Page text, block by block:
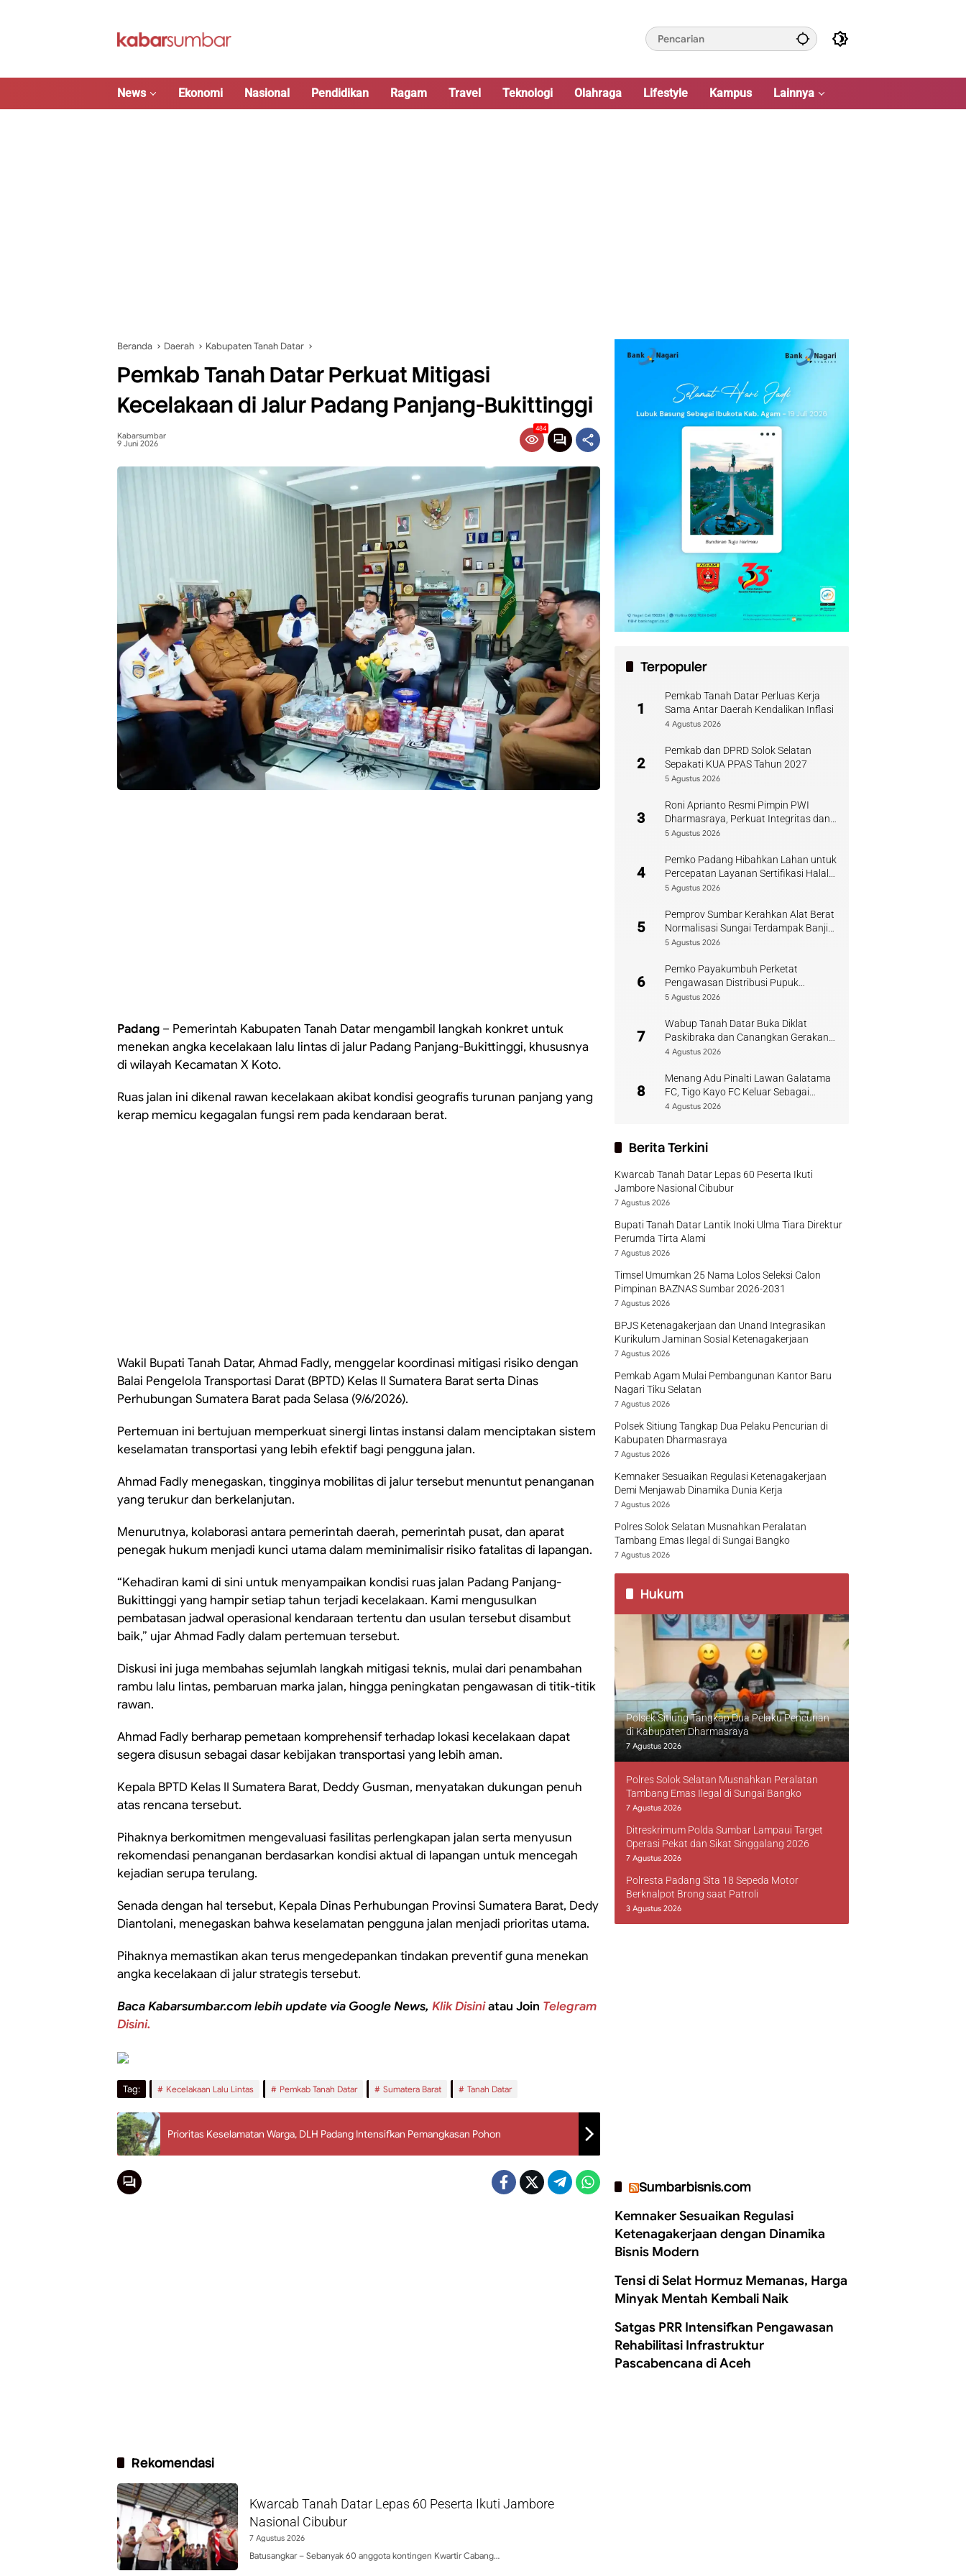
News Ekonomi Nasional Pendidikan Ragam Travel Teknologi Olahraga Lifestyle Kampus Lainnya
Beranda Daerah Kabupaten Tanah Datar
Pemkab Tanah Datar Perkuat Mitigasi
Kecelakaan di Jalur Padang Panjang-Bukittinggi
Kabarsumbar
9 Juni 2026
484
Padang – Pemerintah Kabupaten Tanah Datar mengambil langkah konkret untuk
menekan angka kecelakaan lalu lintas di jalur Padang Panjang-Bukittinggi, khususnya
di wilayah Kecamatan X Koto.
Ruas jalan ini dikenal rawan kecelakaan akibat kondisi geografis turunan panjang yang
kerap memicu kegagalan fungsi rem pada kendaraan berat.
Wakil Bupati Tanah Datar, Ahmad Fadly, menggelar koordinasi mitigasi risiko dengan
Balai Pengelola Transportasi Darat (BPTD) Kelas II Sumatera Barat serta Dinas
Perhubungan Sumatera Barat pada Selasa (9/6/2026).
Pertemuan ini bertujuan memperkuat sinergi lintas instansi dalam menciptakan sistem
keselamatan transportasi yang lebih efektif bagi pengguna jalan.
Ahmad Fadly menegaskan, tingginya mobilitas di jalur tersebut menuntut penanganan
yang terukur dan berkelanjutan.
Menurutnya, kolaborasi antara pemerintah daerah, pemerintah pusat, dan aparat
penegak hukum menjadi kunci utama dalam meminimalisir risiko fatalitas di lapangan.
“Kehadiran kami di sini untuk menyampaikan kondisi ruas jalan Padang Panjang-
Bukittinggi yang hampir setiap tahun terjadi kecelakaan. Kami mengusulkan
pembatasan jadwal operasional kendaraan tertentu dan usulan tersebut disambut
baik,” ujar Ahmad Fadly dalam pertemuan tersebut.
Diskusi ini juga membahas sejumlah langkah mitigasi teknis, mulai dari penambahan
rambu lalu lintas, pembaruan marka jalan, hingga peningkatan pengawasan di titik-titik
rawan.
Ahmad Fadly berharap pemetaan komprehensif terhadap lokasi kecelakaan dapat
segera disusun sebagai dasar kebijakan transportasi yang lebih aman.
Kepala BPTD Kelas II Sumatera Barat, Deddy Gusman, menyatakan dukungan penuh
atas rencana tersebut.
Pihaknya berkomitmen mengevaluasi fasilitas perlengkapan jalan serta menyusun
rekomendasi penanganan berdasarkan kondisi aktual di lapangan untuk mencegah
kejadian serupa terulang.
Senada dengan hal tersebut, Kepala Dinas Perhubungan Provinsi Sumatera Barat, Dedy
Diantolani, menegaskan bahwa keselamatan pengguna jalan menjadi prioritas utama.
Pihaknya memastikan akan terus mengedepankan tindakan preventif guna menekan
angka kecelakaan di jalur strategis tersebut.
Baca Kabarsumbar.com lebih update via Google News, Klik Disiniatau Join Telegram
Disini.
Tag: Kecelakaan Lalu Lintas Pemkab Tanah Datar Sumatera Barat Tanah Datar
Prioritas Keselamatan Warga, DLH Padang Intensifkan Pemangkasan Pohon
Rekomendasi
Kwarcab Tanah Datar Lepas 60 Peserta Ikuti Jambore
Nasional Cibubur
7 Agustus 2026
Batusangkar – Sebanyak 60 anggota kontingen Kwartir Cabang…
Terpopuler
1
Pemkab Tanah Datar Perluas Kerja
Sama Antar Daerah Kendalikan Inflasi
4 Agustus 2026
2
Pemkab dan DPRD Solok Selatan
Sepakati KUA PPAS Tahun 2027
5 Agustus 2026
3
Roni Aprianto Resmi Pimpin PWI
Dharmasraya, Perkuat Integritas dan
Kompetensi Jurnalis
5 Agustus 2026
4
Pemko Padang Hibahkan Lahan untuk
Percepatan Layanan Sertifikasi Halal
di Sumbar
5 Agustus 2026
5
Pemprov Sumbar Kerahkan Alat Berat
Normalisasi Sungai Terdampak Banjir
Kuranji
5 Agustus 2026
6
Pemko Payakumbuh Perketat
Pengawasan Distribusi Pupuk
Bersubsidi bagi Petani Lokal
5 Agustus 2026
7
Wabup Tanah Datar Buka Diklat
Paskibraka dan Canangkan Gerakan
Bendera
4 Agustus 2026
8
Menang Adu Pinalti Lawan Galatama
FC, Tigo Kayo FC Keluar Sebagai
Juara Piala Walikota Payakumbuh
4 Agustus 2026
Berita Terkini
Kwarcab Tanah Datar Lepas 60 Peserta Ikuti
Jambore Nasional Cibubur
7 Agustus 2026
Bupati Tanah Datar Lantik Inoki Ulma Tiara Direktur
Perumda Tirta Alami
7 Agustus 2026
Timsel Umumkan 25 Nama Lolos Seleksi Calon
Pimpinan BAZNAS Sumbar 2026-2031
7 Agustus 2026
BPJS Ketenagakerjaan dan Unand Integrasikan
Kurikulum Jaminan Sosial Ketenagakerjaan
7 Agustus 2026
Pemkab Agam Mulai Pembangunan Kantor Baru
Nagari Tiku Selatan
7 Agustus 2026
Polsek Sitiung Tangkap Dua Pelaku Pencurian di
Kabupaten Dharmasraya
7 Agustus 2026
Kemnaker Sesuaikan Regulasi Ketenagakerjaan
Demi Menjawab Dinamika Dunia Kerja
7 Agustus 2026
Polres Solok Selatan Musnahkan Peralatan
Tambang Emas Ilegal di Sungai Bangko
7 Agustus 2026
Hukum
Polsek Sitiung Tangkap Dua Pelaku Pencurian
di Kabupaten Dharmasraya
7 Agustus 2026
Polres Solok Selatan Musnahkan Peralatan
Tambang Emas Ilegal di Sungai Bangko
7 Agustus 2026
Ditreskrimum Polda Sumbar Lampaui Target
Operasi Pekat dan Sikat Singgalang 2026
7 Agustus 2026
Polresta Padang Sita 18 Sepeda Motor
Berknalpot Brong saat Patroli
3 Agustus 2026
Sumbarbisnis.com
Kemnaker Sesuaikan Regulasi
Ketenagakerjaan dengan Dinamika
Bisnis Modern
Tensi di Selat Hormuz Memanas, Harga
Minyak Mentah Kembali Naik
Satgas PRR Intensifkan Pengawasan
Rehabilitasi Infrastruktur
Pascabencana di Aceh